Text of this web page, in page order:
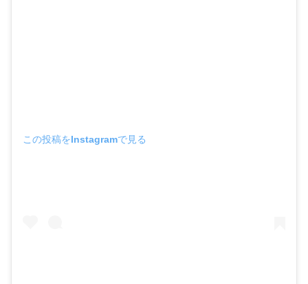
この投稿をInstagramで見る